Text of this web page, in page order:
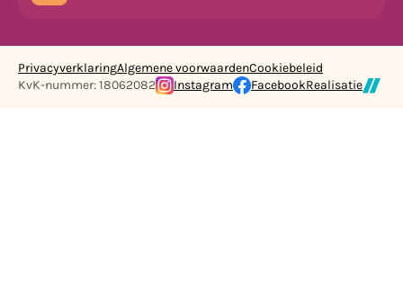
PrivacyverklaringAlgemene voorwaardenCookiebeleid
KvK-nummer: 18062082
Instagram FacebookRealisatie